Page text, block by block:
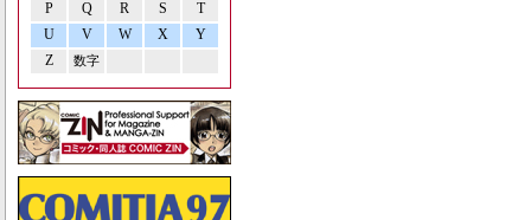
P Q R S
T
U
V W X
Y
Z
数字